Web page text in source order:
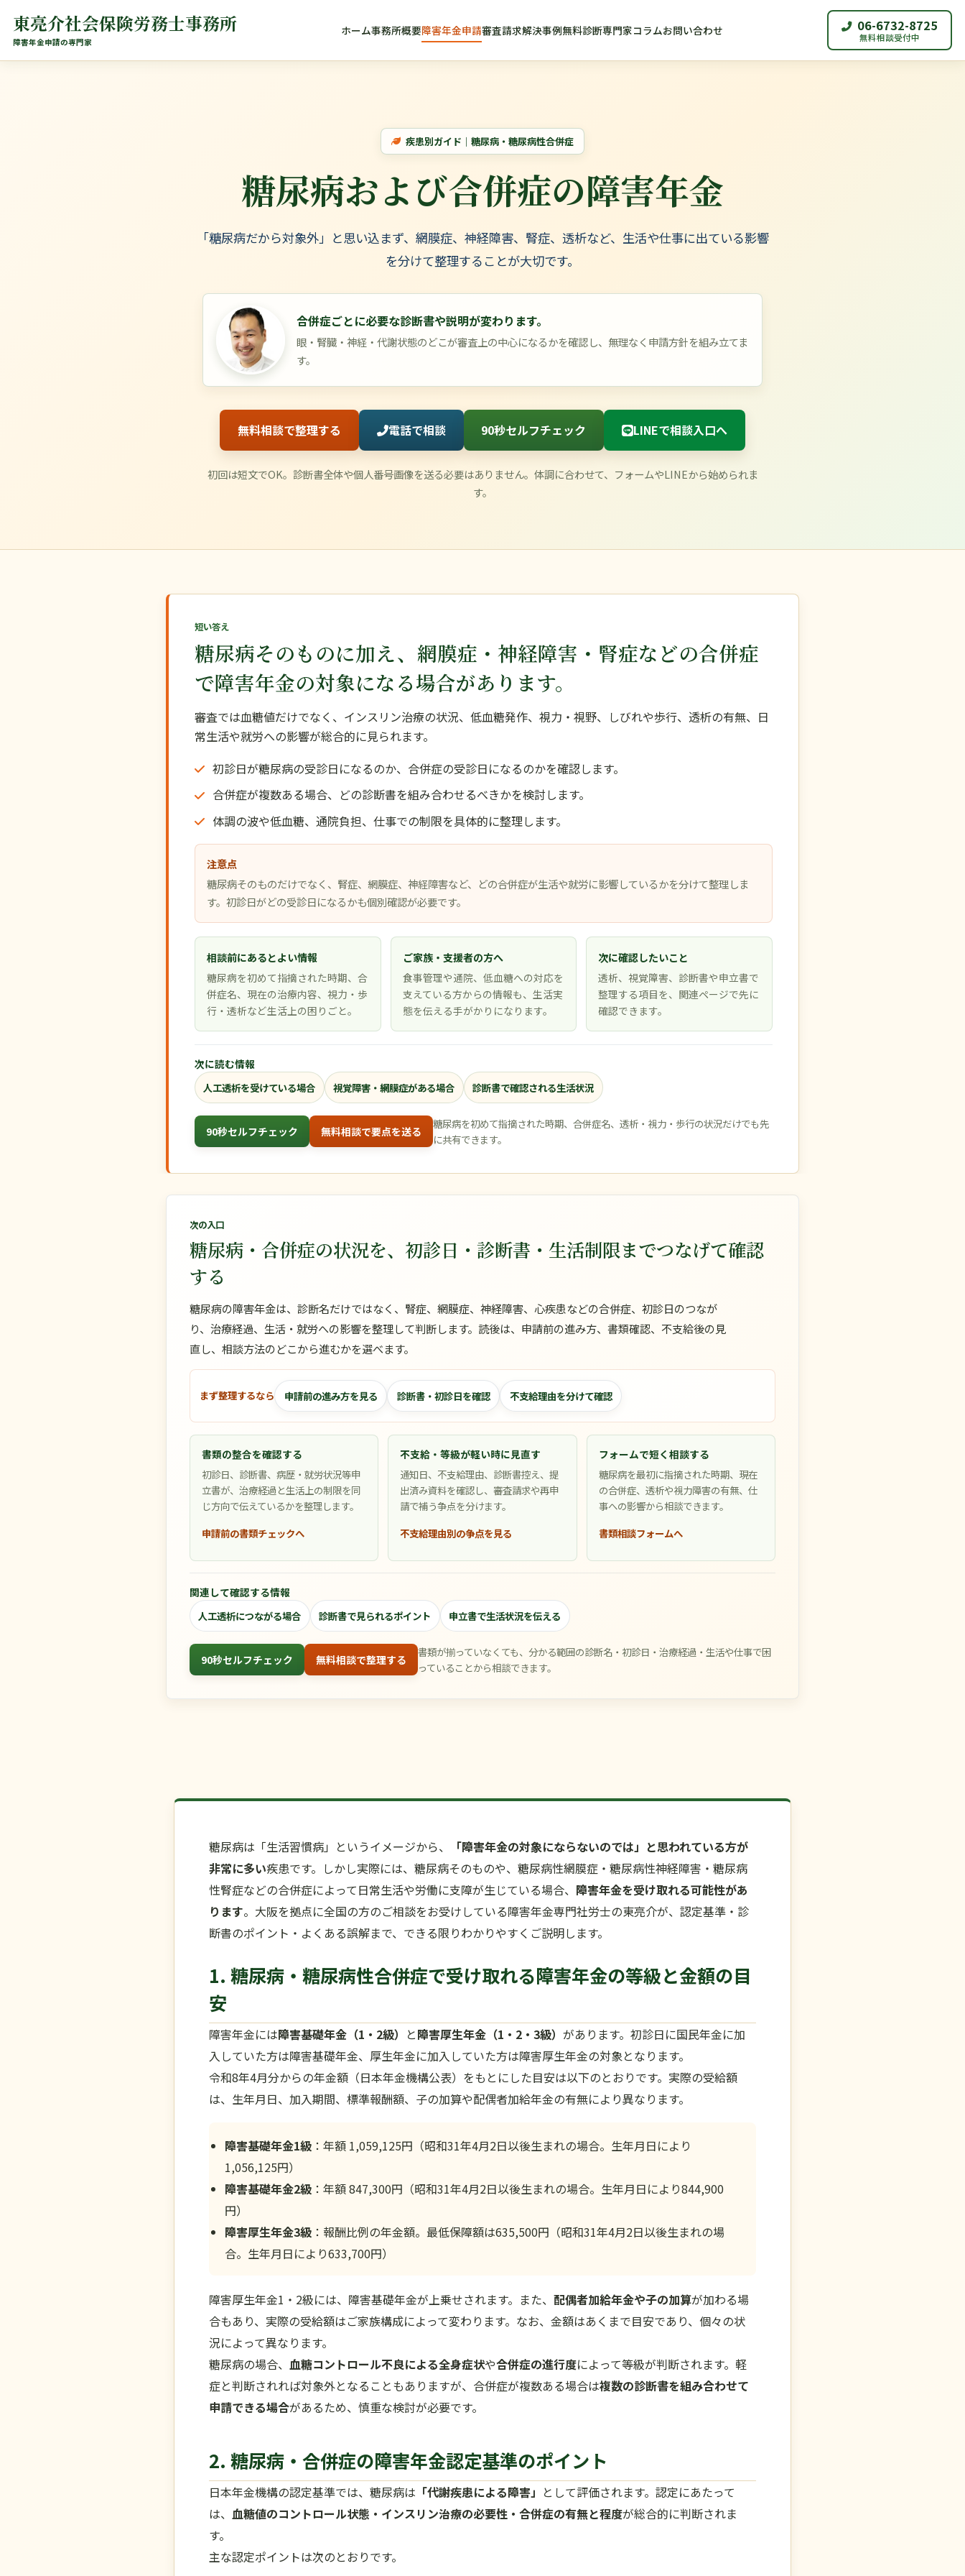
東亮介社会保険労務士事務所
障害年金申請の専門家
ホーム事務所概要障害年金申請審査請求解決事例無料診断専門家コラムお問い合わせ 06-6732-8725
無料相談受付中
疾患別ガイド｜糖尿病・糖尿病性合併症
糖尿病および合併症の障害年金
「糖尿病だから対象外」と思い込まず、網膜症、神経障害、腎症、透析など、生活や仕事に出ている影響
を分けて整理することが大切です。
合併症ごとに必要な診断書や説明が変わります。
眼・腎臓・神経・代謝状態のどこが審査上の中心になるかを確認し、無理なく申請方針を組み立てま
す。
無料相談で整理する 電話で相談 90秒セルフチェック LINEで相談入口へ
初回は短文でOK。診断書全体や個人番号画像を送る必要はありません。体調に合わせて、フォームやLINEから始められま
す。
短い答え
糖尿病そのものに加え、網膜症・神経障害・腎症などの合併症
で障害年金の対象になる場合があります。
審査では血糖値だけでなく、インスリン治療の状況、低血糖発作、視力・視野、しびれや歩行、透析の有無、日
常生活や就労への影響が総合的に見られます。
初診日が糖尿病の受診日になるのか、合併症の受診日になるのかを確認します。
合併症が複数ある場合、どの診断書を組み合わせるべきかを検討します。
体調の波や低血糖、通院負担、仕事での制限を具体的に整理します。
注意点
糖尿病そのものだけでなく、腎症、網膜症、神経障害など、どの合併症が生活や就労に影響しているかを分けて整理しま
す。初診日がどの受診日になるかも個別確認が必要です。
相談前にあるとよい情報
糖尿病を初めて指摘された時期、合
併症名、現在の治療内容、視力・歩
行・透析など生活上の困りごと。
ご家族・支援者の方へ
食事管理や通院、低血糖への対応を
支えている方からの情報も、生活実
態を伝える手がかりになります。
次に確認したいこと
透析、視覚障害、診断書や申立書で
整理する項目を、関連ページで先に
確認できます。
次に読む情報
人工透析を受けている場合
視覚障害・網膜症がある場合 診断書で確認される生活状況
90秒セルフチェック 無料相談で要点を送る
糖尿病を初めて指摘された時期、合併症名、透析・視力・歩行の状況だけでも先
に共有できます。
次の入口
糖尿病・合併症の状況を、初診日・診断書・生活制限までつなげて確認
する
糖尿病の障害年金は、診断名だけではなく、腎症、網膜症、神経障害、心疾患などの合併症、初診日のつなが
り、治療経過、生活・就労への影響を整理して判断します。読後は、申請前の進み方、書類確認、不支給後の見
直し、相談方法のどこから進むかを選べます。
まず整理するなら 申請前の進み方を見る 診断書・初診日を確認 不支給理由を分けて確認
書類の整合を確認する
初診日、診断書、病歴・就労状況等申
立書が、治療経過と生活上の制限を同
じ方向で伝えているかを整理します。
申請前の書類チェックへ
不支給・等級が軽い時に見直す
通知日、不支給理由、診断書控え、提
出済み資料を確認し、審査請求や再申
請で補う争点を分けます。
不支給理由別の争点を見る
フォームで短く相談する
糖尿病を最初に指摘された時期、現在
の合併症、透析や視力障害の有無、仕
事への影響から相談できます。
書類相談フォームへ
関連して確認する情報
人工透析につながる場合
診断書で見られるポイント 申立書で生活状況を伝える
90秒セルフチェック 無料相談で整理する
書類が揃っていなくても、分かる範囲の診断名・初診日・治療経過・生活や仕事で困
っていることから相談できます。
糖尿病は「生活習慣病」というイメージから、
「障害年金の対象にならないのでは」と思われている方が
非常に多い疾患です。しかし実際には、糖尿病そのものや、糖尿病性網膜症・糖尿病性神経障害・糖尿病
性腎症などの合併症によって日常生活や労働に支障が生じている場合、 障害年金を受け取れる可能性があ
ります。大阪を拠点に全国の方のご相談をお受けしている障害年金専門社労士の東亮介が、認定基準・診
断書のポイント・よくある誤解まで、できる限りわかりやすくご説明します。
1. 糖尿病・糖尿病性合併症で受け取れる障害年金の等級と金額の目
安
障害年金には障害基礎年金（1・2級） と障害厚生年金（1・2・3級） があります。初診日に国民年金に加
入していた方は障害基礎年金、厚生年金に加入していた方は障害厚生年金の対象となります。
令和8年4月分からの年金額（日本年金機構公表）をもとにした目安は以下のとおりです。実際の受給額
は、生年月日、加入期間、標準報酬額、子の加算や配偶者加給年金の有無により異なります。
障害基礎年金1級：年額 1,059,125円（昭和31年4月2日以後生まれの場合。生年月日により
1,056,125円）
障害基礎年金2級：年額 847,300円（昭和31年4月2日以後生まれの場合。生年月日により844,900
円）
障害厚生年金3級：報酬比例の年金額。最低保障額は635,500円（昭和31年4月2日以後生まれの場
合。生年月日により633,700円）
障害厚生年金1・2級には、障害基礎年金が上乗せされます。また、 配偶者加給年金や子の加算が加わる場
合もあり、実際の受給額はご家族構成によって変わります。なお、金額はあくまで目安であり、個々の状
況によって異なります。
糖尿病の場合、 血糖コントロール不良による全身症状や合併症の進行度によって等級が判断されます。軽
症と判断されれば対象外となることもありますが、合併症が複数ある場合は複数の診断書を組み合わせて
申請できる場合があるため、慎重な検討が必要です。
2. 糖尿病・合併症の障害年金認定基準のポイント
日本年金機構の認定基準では、糖尿病は 「代謝疾患による障害」 として評価されます。認定にあたって
は、 血糖値のコントロール状態・インスリン治療の必要性・合併症の有無と程度が総合的に判断されま
す。
主な認定ポイントは次のとおりです。